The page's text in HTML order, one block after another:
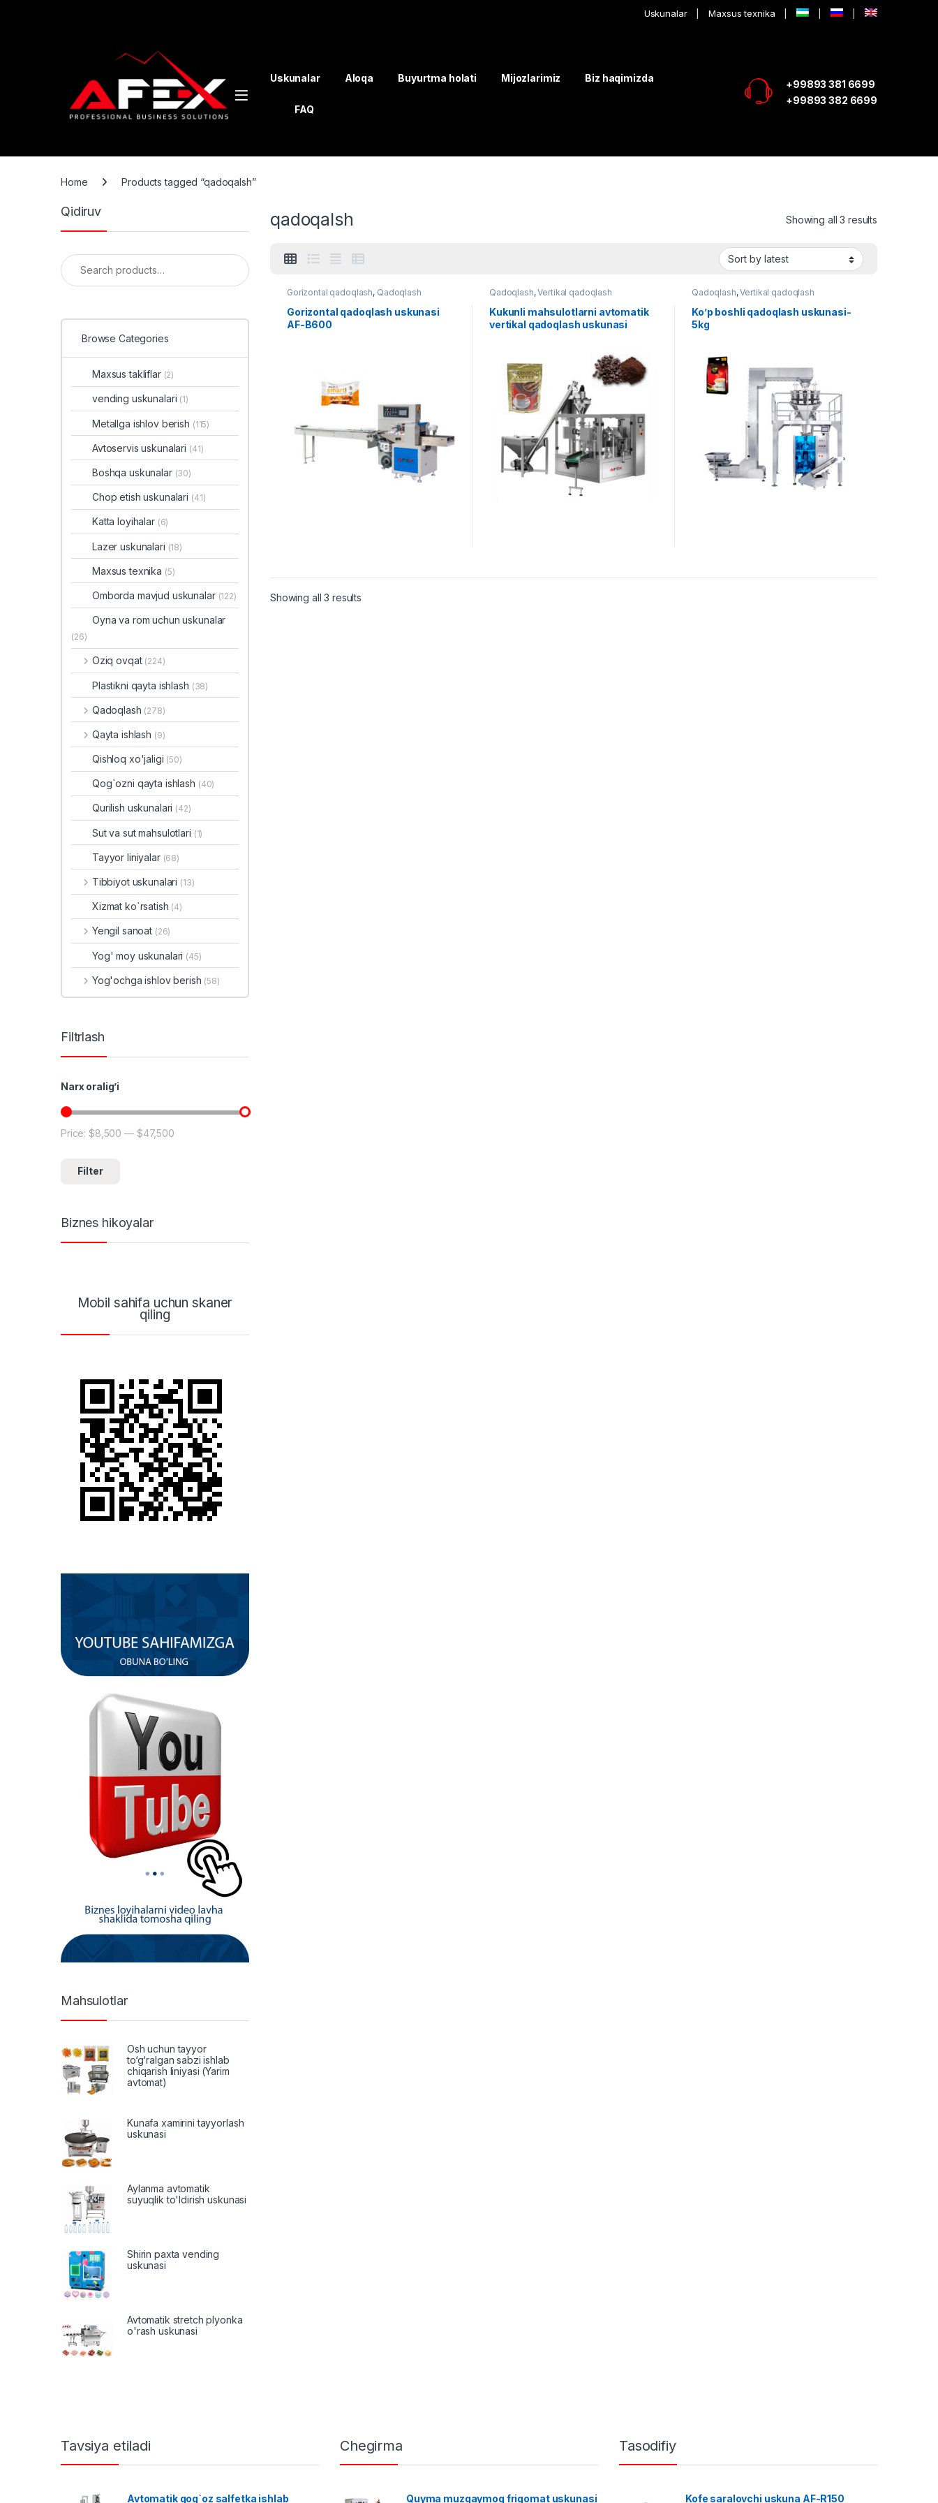
Uskunalar Maxsus texnika
Uskunalar Aloqa Buyurtma holati Mijozlarimiz Biz haqimizda
FAQ
+99893 381 6699
+99893 382 6699
Home Products tagged “qadoqalsh”
qadoqalsh Showing all 3 results
Gorizontal qadoqlash, Qadoqlash
Gorizontal qadoqlash uskunasi
AF-B600
Qadoqlash,Vertikal qadoqlash
Kukunli mahsulotlarni avtomatik
vertikal qadoqlash uskunasi
Qadoqlash,Vertikal qadoqlash
Ko’p boshli qadoqlash uskunasi-
5kg
Showing all 3 results
Qidiruv
Search for:
Browse Categories
Maxsus takliflar (2)
vending uskunalari (1)
Metallga ishlov berish (115)
Avtoservis uskunalari (41)
Boshqa uskunalar (30)
Chop etish uskunalari (41)
Katta loyihalar (6)
Lazer uskunalari (18)
Maxsus texnika (5)
Omborda mavjud uskunalar (122)
Oyna va rom uchun uskunalar
(26)
Oziq ovqat (224)
Plastikni qayta ishlash (38)
Qadoqlash (278)
Qayta ishlash (9)
Qishloq xo'jaligi (50)
Qog`ozni qayta ishlash (40)
Qurilish uskunalari (42)
Sut va sut mahsulotlari (1)
Tayyor liniyalar (68)
Tibbiyot uskunalari (13)
Xizmat ko`rsatish (4)
Yengil sanoat (26)
Yog' moy uskunalari (45)
Yog'ochga ishlov berish (58)
Filtrlash
Narx oralig’i
Min price
Max price
Filter
Price:$8,500 — $47,500
Biznes hikoyalar
Mobil sahifa uchun skaner
qiling
Mahsulotlar
Osh uchun tayyor
to‘g‘ralgan sabzi ishlab
chiqarish liniyasi (Yarim
avtomat)
Kunafa xamirini tayyorlash
uskunasi
Aylanma avtomatik
suyuqlik to'ldirish uskunasi
Shirin paxta vending
uskunasi
Avtomatik stretch plyonka
o'rash uskunasi
Tavsiya etiladi
Avtomatik qog`oz salfetka ishlab
Chegirma
Quyma muzqaymoq frigomat uskunasi
Tasodifiy
Kofe saralovchi uskuna AF-R150